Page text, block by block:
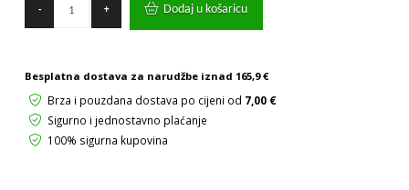
-
PODNO
GRIJANJE
FENIX
količina
+ Dodaj u košaricu
Besplatna dostava za narudžbe iznad 165,9 €
Brza i pouzdana dostava po cijeni od 7,00 €
Sigurno i jednostavno plaćanje
100% sigurna kupovina